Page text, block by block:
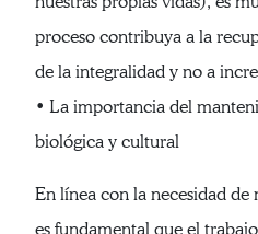
proceso contribuya a la
de la integralidad y no a
• La importancia del
biológica y cultural
En línea con la necesidad
es fundamental que el